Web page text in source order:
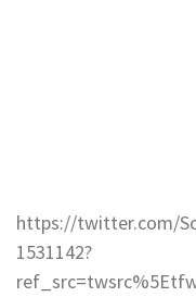
https://twitter.com/
1531142?